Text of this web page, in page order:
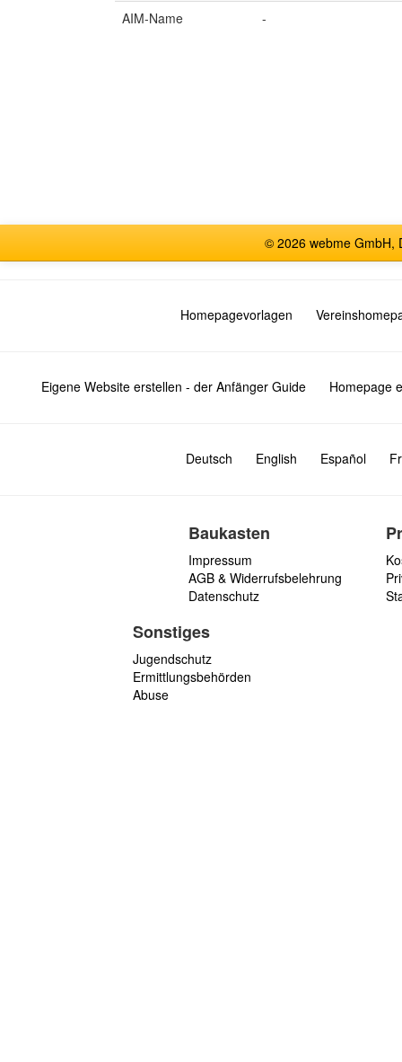
AIM-Name
-
© 2026 webme GmbH,
Homepagevorlagen
Eigene Website erstellen - der Anfänger Guide Homepage
Deutsch English Español
Baukasten
Impressum
AGB & Widerrufsbelehrung
Datenschutz
Sonstiges
Jugendschutz
Ermittlungsbehörden
Abuse